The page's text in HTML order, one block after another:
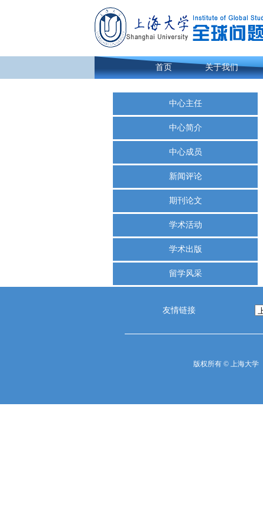
首页 关于我们
中心主任
中心简介
中心成员
新闻评论
期刊论文
学术活动
学术出版
留学风采
友情链接
版权所有 ©上海大学